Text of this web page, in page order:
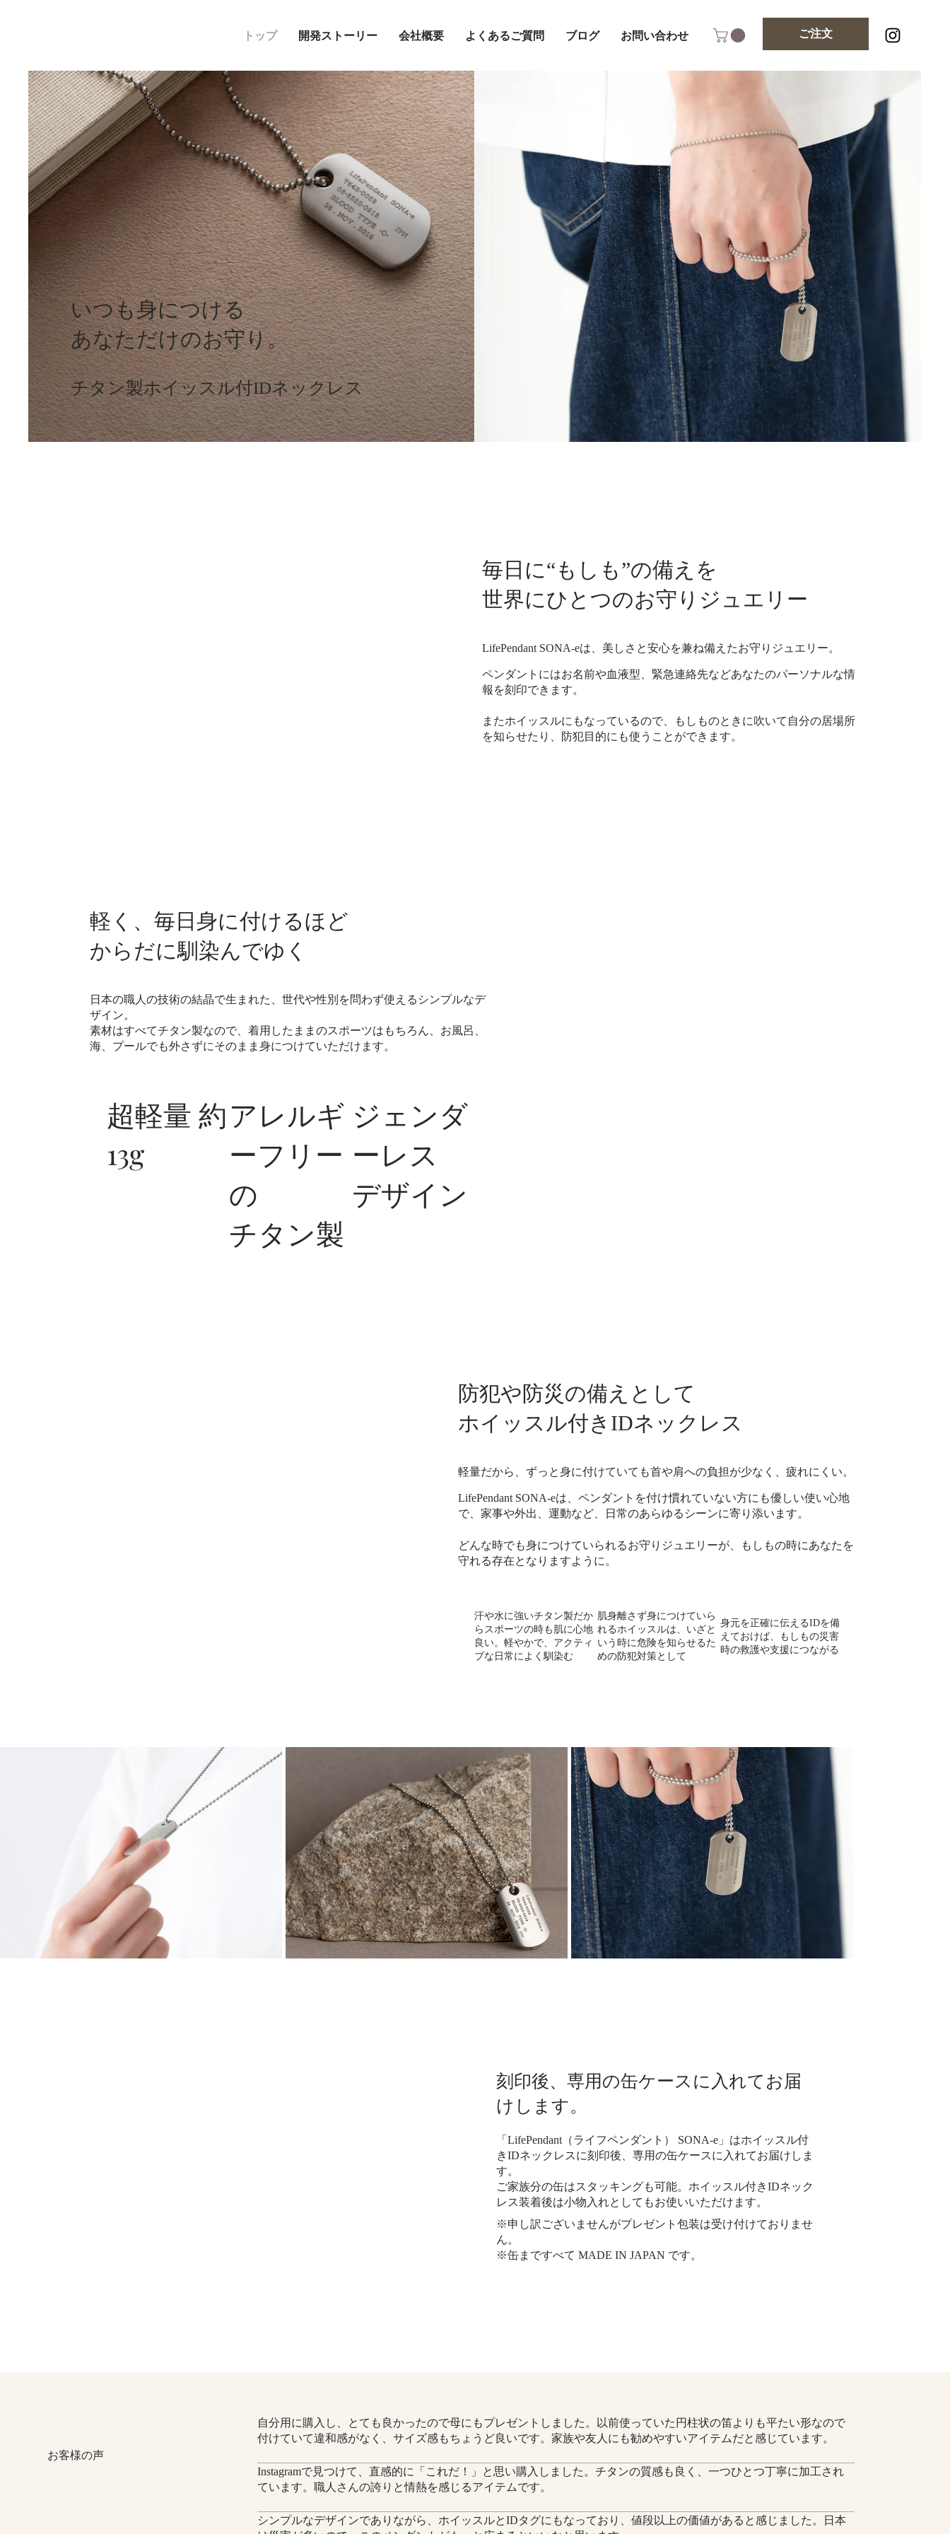
ご注文
トップ 開発ストーリー 会社概要 よくあるご質問 ブログ お問い合わせ
いつも身につける
あなただけのお守り。
チタン製ホイッスル付IDネックレス
毎日に“もしも”の備えを
世界にひとつのお守りジュエリー
LifePendant SONA-eは、美しさと安心を兼ね備えたお守りジュエリー。
ペンダントにはお名前や血液型、緊急連絡先などあなたのパーソナルな情
報を刻印できます。
またホイッスルにもなっているので、もしものときに吹いて自分の居場所
を知らせたり、防犯目的にも使うことができます。
軽く、毎日身に付けるほど
からだに馴染んでゆく
日本の職人の技術の結晶で生まれた、世代や性別を問わず使えるシンプルなデ
ザイン。
素材はすべてチタン製なので、着用したままのスポーツはもちろん、お風呂、
海、プールでも外さずにそのまま身につけていただけます。
超軽量 約
13g
アレルギ
ーフリー
の
チタン製
ジェンダ
ーレス
デザイン
防犯や防災の備えとして
ホイッスル付きIDネックレス
軽量だから、ずっと身に付けていても首や肩への負担が少なく、疲れにくい。
LifePendant SONA-eは、ペンダントを付け慣れていない方にも優しい使い心地
で、家事や外出、運動など、日常のあらゆるシーンに寄り添います。
どんな時でも身につけていられるお守りジュエリーが、もしもの時にあなたを
守れる存在となりますように。
汗や水に強いチタン製だか
らスポーツの時も肌に心地
良い。軽やかで、アクティ
ブな日常によく馴染む
肌身離さず身につけていら
れるホイッスルは、いざと
いう時に危険を知らせるた
めの防犯対策として
身元を正確に伝えるIDを備
えておけば、もしもの災害
時の救護や支援につながる
刻印後、専用の缶ケースに入れてお届
けします。
「LifePendant（ライフペンダント） SONA-e」はホイッスル付
きIDネックレスに刻印後、専用の缶ケースに入れてお届けしま
す。
ご家族分の缶はスタッキングも可能。ホイッスル付きIDネック
レス装着後は小物入れとしてもお使いいただけます。
※申し訳ございませんがプレゼント包装は受け付けておりませ
ん。
※缶まですべて MADE IN JAPAN です。
お客様の声
自分用に購入し、とても良かったので母にもプレゼントしました。以前使っていた円柱状の笛よりも平たい形なので
付けていて違和感がなく、サイズ感もちょうど良いです。家族や友人にも勧めやすいアイテムだと感じています。
Instagramで見つけて、直感的に「これだ！」と思い購入しました。チタンの質感も良く、一つひとつ丁寧に加工され
ています。職人さんの誇りと情熱を感じるアイテムです。
シンプルなデザインでありながら、ホイッスルとIDタグにもなっており、値段以上の価値があると感じました。日本